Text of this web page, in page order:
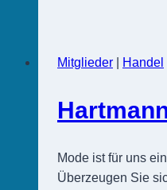
Mitglieder Handel
Mode ist für uns
Überzeugen Sie